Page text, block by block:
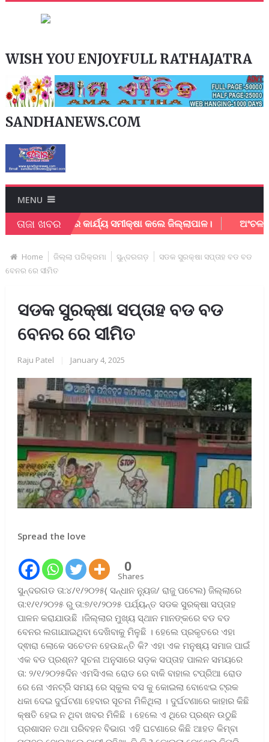
WISH YOU ENJOYFULL RATHAJATRA
SANDHANEWS.COM
MENU
ତାଜା ଖବର
ନିଗମର କାର୍ଯ୍ୟ ସମୀକ୍ଷା କଲେ ଜିଲ୍ଲାପାଳ। ଅଂଚଳ
Home ଜିଲ୍ଲା ପରିକ୍ରମା ସୁନ୍ଦରଗଡ଼
ସଡକ ସୁରକ୍ଷା ସପ୍ତାହ ବଡ ବଡ
ବେନର ରେ ସୀମିତ
ସଡକ ସୁରକ୍ଷା ସପ୍ତାହ ବଡ ବଡ
ବେନର ରେ ସୀମିତ
Raju Patel January 4, 2025
Spread the love
0
Shares
ସୁନ୍ଦରଗଡ ତା:୪/୧/୨୦୨୫( ସନ୍ଧାନ ନ୍ୟୁଜ/ ରାଜୁ ପଟେଲ) ଜିଲ୍ଲାରେ
ତା:୧/୧/୨୦୨୫ ରୁ ତା:୭/୧/୨୦୨୫ ପର୍ଯ୍ୟନ୍ତ ସଡକ ସୁରକ୍ଷା ସପ୍ତାହ
ପାଳନ କରାଯାଉଛି ।ଜିଲ୍ଲାର ମୁଖ୍ୟ ସ୍ଥାନ ମାନଙ୍କରେ ବଡ ବଡ
ବେନର ଲଗାଯାଇଥିବା ଦେଖିବାକୁ ମିଳୁଛି । ହେଲେ ପ୍ରକୃତରେ ଏହା
ଦ୍ଵାରା ଲୋକେ ସଚେତନ ହେଉଛନ୍ତି କି? ଏହା ଏକ ମନୁଷ୍ୟ ସମାଜ ପାଇଁ
ଏକ ବଡ ପ୍ରଶ୍ନ? ସୂଚନା ଅନୁସାରେ ସଡ଼କ ସପ୍ତାହ ପାଲନ ସମୟରେ
ତା: ୨/୧/୨୦୨୫ଦିନ ଏମସିଏଲ ରୋଡ ରେ ବାକି ବାହାଲ ଟପ୍ରିଆ ରୋଡ
ରେ ନୋ ଏନଟ୍ରି ସମୟ ରେ ସ୍କୁଲ ବସ କୁ କୋଇଲା ବୋଝେଇ ଟ୍ରକ
ଧକା ଦେଇ ଦୁର୍ଘଟଣା ହେବାର ସୂଚନା ମିଳିଥିଲା । ଦୁର୍ଘଟଣାରେ କାହାର କିଛି
କ୍ଷତି ହେଇ ନ ଥିବା ଖବର ମିଳିଛି । ହେଲେ ଏ ଥିରେ ପ୍ରଶ୍ନ ଉଠୁଛି
ପ୍ରଶାସନ ତଥା ପରିବହନ ବିଭାଗ ଏହି ଘଟଣାରେ କିଛି ଆହତ କିମ୍ବା